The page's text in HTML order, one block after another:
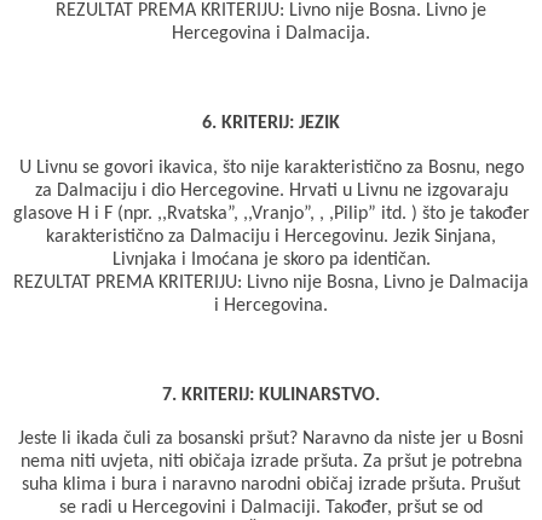
REZULTAT PREMA KRITERIJU: Livno nije Bosna. Livno je
Hercegovina i Dalmacija.
6. KRITERIJ: JEZIK
U Livnu se govori ikavica, što nije karakteristično za Bosnu, nego
za Dalmaciju i dio Hercegovine. Hrvati u Livnu ne izgovaraju
glasove H i F (npr. ,,Rvatska”, ,,Vranjo”, , ,Pilip” itd. ) što je također
karakteristično za Dalmaciju i Hercegovinu. Jezik Sinjana,
Livnjaka i Imoćana je skoro pa identičan.
REZULTAT PREMA KRITERIJU: Livno nije Bosna, Livno je Dalmacija
i Hercegovina.
7. KRITERIJ: KULINARSTVO.
Jeste li ikada čuli za bosanski pršut? Naravno da niste jer u Bosni
nema niti uvjeta, niti običaja izrade pršuta. Za pršut je potrebna
suha klima i bura i naravno narodni običaj izrade pršuta. Prušut
se radi u Hercegovini i Dalmaciji. Također, pršut se od